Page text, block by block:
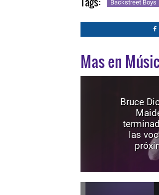
Backstreet Boys
Mas en
Bruce
las